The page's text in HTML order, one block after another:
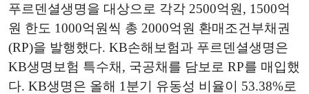
푸르덴셜생명을 대상으로 각각 2500억원, 1500억
원 한도 1000억원씩 총 2000억원 환매조건부채권
(RP)을 발행했다. KB손해보험과 푸르덴셜생명은
KB생명보험 특수채, 국공채를 담보로 RP를 매입했
다. KB생명은 올해 1분기 유동성 비율이 53.38%로